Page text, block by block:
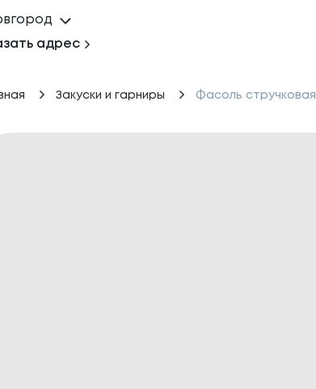
адрес
Закуски и гарниры Фасоль стручковая